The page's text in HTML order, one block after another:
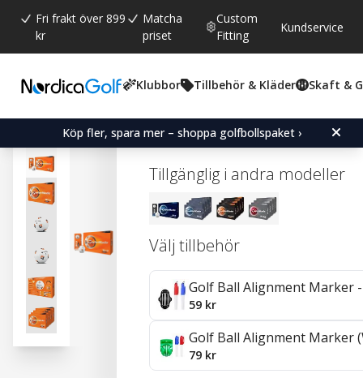
Fri frakt över 899
kr
Matcha
priset
Custom
Fitting
Kundservice
Klubbor Tillbehör & Kläder Skaft &
Köp fler, spara mer – shoppa golfbollspaket ›
TaylorMade TP5 Pix - 4
Tillgänglig i andra modeller
Välj tillbehör
Golf Ball Alignment Marker
59 kr
Golf Ball Alignment Marker
79 kr